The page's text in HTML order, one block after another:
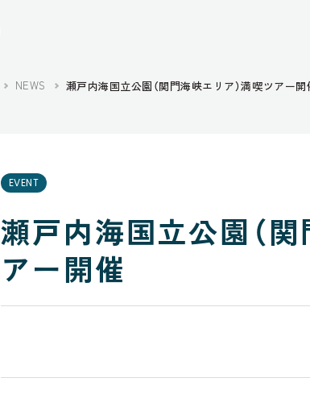
NEWS 瀬戸内海国立公園（関門海峡エリア）満喫ツアー開
EVENT
瀬戸内海国立公園（
アー開催